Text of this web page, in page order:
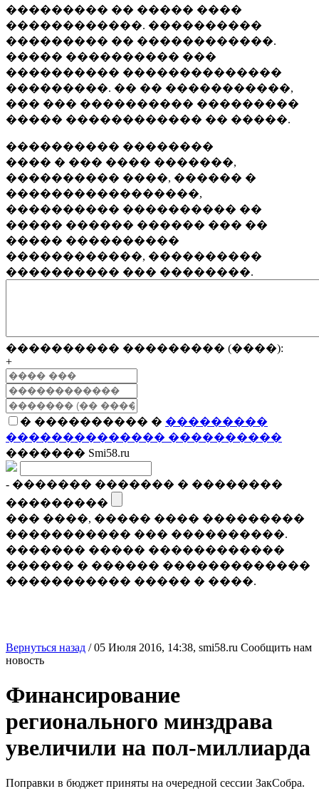
��������� �� ����� ����
������������. ����������
��������� �� ������������.
����� ���������� ���
���������� ��������������
���������. �� �� �����������,
��� ��� ���������� ���������
����� ������������ �� �����.
���������� ��������
���� � ��� ���� �������,
���������� ����, ������ �
�����������������,
���������� ���������� ��
����� ������ ������ ��� ��
����� ����������
������������, ����������
���������� ��� ��������.
���������� ��������� (����):
+
� ���������� � ���������
�������������� ����������
������� Smi58.ru
- ������� ������� � ��������
���������
��� ����, ����� ���� ���������
����������� ��� ����������.
������� ����� ������������
������ � ������ �������������
����������� ����� � ����.
Вернуться назад /05 Июля 2016, 14:38, smi58.ru Сообщить нам
новость
Финансирование
регионального минздрава
увеличили на пол-миллиарда
Поправки в бюджет приняты на очередной сессии ЗакСобра.